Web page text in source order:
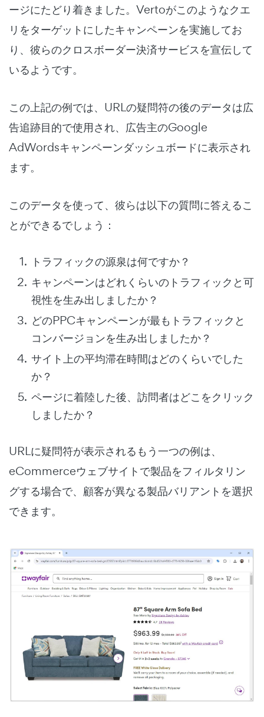
ージにたどり着きました。Vertoがこのようなクエ
リをターゲットにしたキャンペーンを実施してお
り、彼らのクロスボーダー決済サービスを宣伝して
いるようです。
この上記の例では、URLの疑問符の後のデータは広
告追跡目的で使用され、広告主のGoogle
AdWordsキャンペーンダッシュボードに表示され
ます。
このデータを使って、彼らは以下の質問に答えるこ
とができるでしょう：
トラフィックの源泉は何ですか？
キャンペーンはどれくらいのトラフィックと可
視性を生み出しましたか？
どのPPCキャンペーンが最もトラフィックと
コンバージョンを生み出しましたか？
サイト上の平均滞在時間はどのくらいでした
か？
ページに着陸した後、訪問者はどこをクリック
しましたか？
URLに疑問符が表示されるもう一つの例は、
eCommerceウェブサイトで製品をフィルタリン
グする場合で、顧客が異なる製品バリアントを選択
できます。